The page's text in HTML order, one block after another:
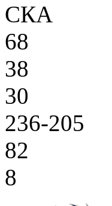
СКА
68
38
30
236-205
82
8